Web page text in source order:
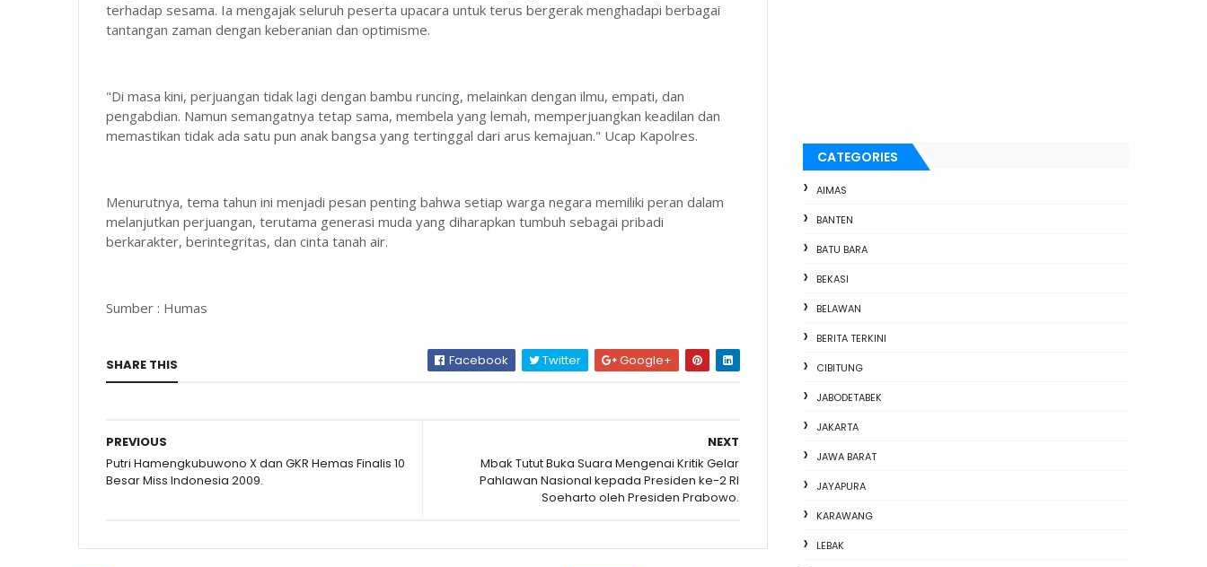
terhadap sesama. Ia mengajak seluruh peserta upacara untuk terus bergerak menghadapi berbagai
tantangan zaman dengan keberanian dan optimisme.
"Di masa kini, perjuangan tidak lagi dengan bambu runcing, melainkan dengan ilmu, empati, dan
pengabdian. Namun semangatnya tetap sama, membela yang lemah, memperjuangkan keadilan dan
memastikan tidak ada satu pun anak bangsa yang tertinggal dari arus kemajuan." Ucap Kapolres.
Menurutnya, tema tahun ini menjadi pesan penting bahwa setiap warga negara memiliki peran dalam
melanjutkan perjuangan, terutama generasi muda yang diharapkan tumbuh sebagai pribadi
berkarakter, berintegritas, dan cinta tanah air.
Sumber : Humas
SHARE THIS Facebook Twitter Google+
NEXT
Mbak Tutut Buka Suara Mengenai Kritik Gelar
Pahlawan Nasional kepada Presiden ke-2 RI
Soeharto oleh Presiden Prabowo.
PREVIOUS
Putri Hamengkubuwono X dan GKR Hemas Finalis 10
Besar Miss Indonesia 2009.
CATEGORIES
AIMAS
BANTEN
BATU BARA
BEKASI
BELAWAN
BERITA TERKINI
CIBITUNG
JABODETABEK
JAKARTA
JAWA BARAT
JAYAPURA
KARAWANG
LEBAK